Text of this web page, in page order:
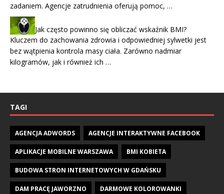
zadaniem. Agencje zatrudnienia oferują pomoc, …
Jak często powinno się obliczać wskaźnik BMI?
Kluczem do zachowania zdrowia i odpowiedniej sylwetki jest
bez wątpienia kontrola masy ciała. Zarówno nadmiar
kilogramów, jak i również ich …
TAGI
AGENCJA ADWORDS AGENCJE INTERAKTYWNE FACEBOOK
APLIKACJE MOBILNE WARSZAWA BMI KOBIETA
BUDOWA STRON INTERNETOWYCH W GDAŃSKU
DAM PRACĘ JAWORZNO DARMOWE KOLOROWANKI